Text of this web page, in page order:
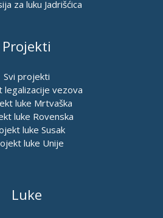
za luku Jadrišćica
Projekti
Svi projekti
legalizacije vezova
luke Mrtvaška
luke Rovenska
luke Susak
luke Unije
Luke